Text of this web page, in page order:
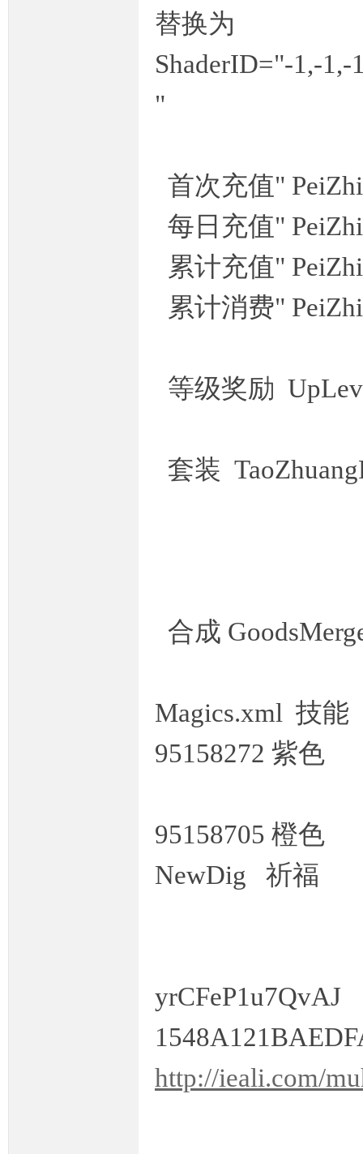
替换为
ShaderID="-1,-1,-
"
首次充值"
每日充值"
累计充值"
累计消费"
等级奖励
套装
合成
Magics.xml 技能
95158272 紫色
95158705 橙色
NewDig 祈福
yrCFeP1u7QvAJ
http://ieali.com/